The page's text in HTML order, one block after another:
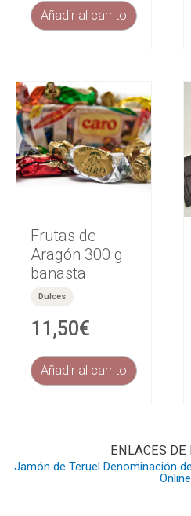
Añadir al carrito
Frutas de
Aragón 300 g
banasta
Dulces
11,50€
Añadir al carrito
ENLACES DE
Jamón de Teruel Denominación
Online